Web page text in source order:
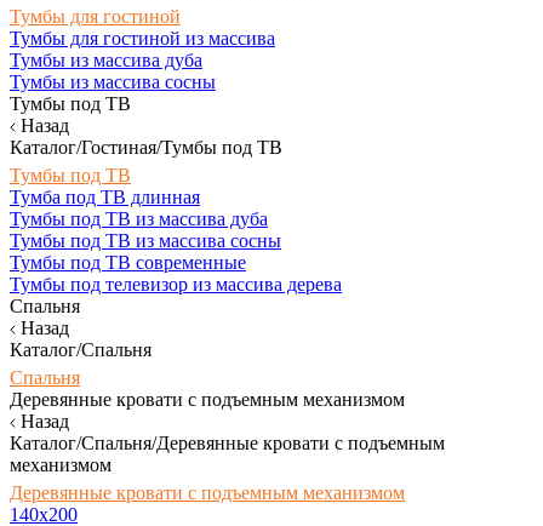
Тумбы для гостиной
Тумбы для гостиной из массива
Тумбы из массива дуба
Тумбы из массива сосны
Тумбы под ТВ
Назад
Каталог/Гостиная/Тумбы под ТВ
Тумбы под ТВ
Тумба под ТВ длинная
Тумбы под ТВ из массива дуба
Тумбы под ТВ из массива сосны
Тумбы под ТВ современные
Тумбы под телевизор из массива дерева
Спальня
Назад
Каталог/Спальня
Спальня
Деревянные кровати с подъемным механизмом
Назад
Каталог/Спальня/Деревянные кровати с подъемным
механизмом
Деревянные кровати с подъемным механизмом
140x200